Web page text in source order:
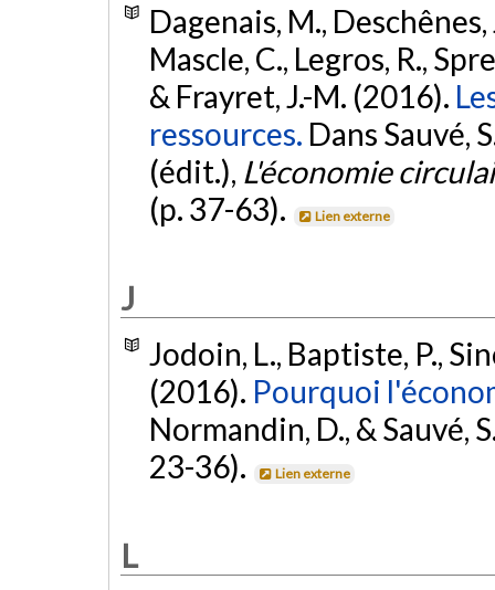
Dagenais, M.,
Mascle, C., Legros, R.,
& Frayret, J.-M. (2016).
ressources. Dans Sauvé,
(édit.), L'économie
(p. 37-63).
Lien externe
J
Jodoin, L., Baptiste, P.,
(2016). Pourquoi
Normandin, D., & Sauvé,
23-36).
Lien externe
L